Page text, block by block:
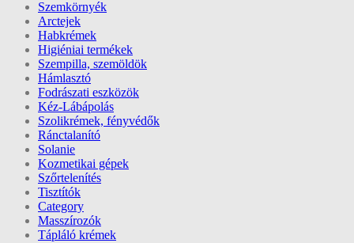
Szemkörnyék
Arctejek
Habkrémek
Higiéniai termékek
Szempilla, szemöldök
Hámlasztó
Fodrászati eszközök
Kéz-Lábápolás
Szolikrémek, fényvédők
Ránctalanító
Solanie
Kozmetikai gépek
Szőrtelenítés
Tisztítók
Category
Masszírozók
Tápláló krémek